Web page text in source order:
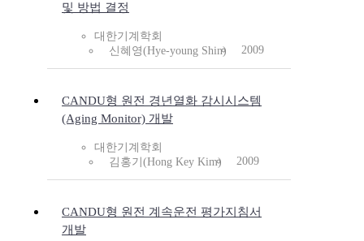
및 방법 결정
대한기계학회
신혜영(Hye-young Shin)
2009
CANDU형 원전 경년열화 감시시스템
(Aging Monitor) 개발
대한기계학회
김홍기(Hong Key Kim)
2009
CANDU형 원전 계속운전 평가지침서
개발